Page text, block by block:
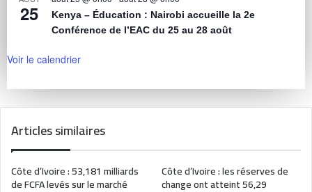
25
Kenya – Éducation : Nairobi accueille la 2e
Conférence de l’EAC du 25 au 28 août
Voir le calendrier
Articles similaires
Côte d’Ivoire : 53,181 milliards
de FCFA levés sur le marché
Côte d’Ivoire : les réserves de
change ont atteint 56,29